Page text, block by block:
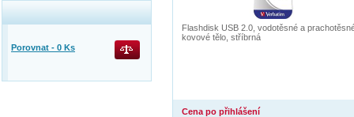
Flashdisk USB 2.0, vodotěsné a
kovové tělo, stříbrná
Cena po přihlášení
Porovnat - 0 Ks